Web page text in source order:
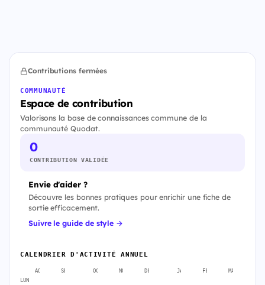
Contributions fermées
COMMUNAUTÉ
Espace de contribution
Valorisons la base de connaissances commune de la
communauté Quodat.
0
CONTRIBUTION VALIDÉE
Envie d'aider ?
Découvre les bonnes pratiques pour enrichir une fiche de
sortie efficacement.
Suivre le guide de style →
CALENDRIER D'ACTIVITÉ ANNUEL
AOÛT SEPT. OCT. NOV. DÉC. JANV. FÉVR. MARS
LUN